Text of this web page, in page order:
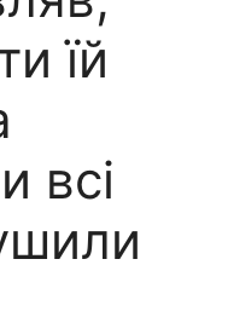
їй
всі